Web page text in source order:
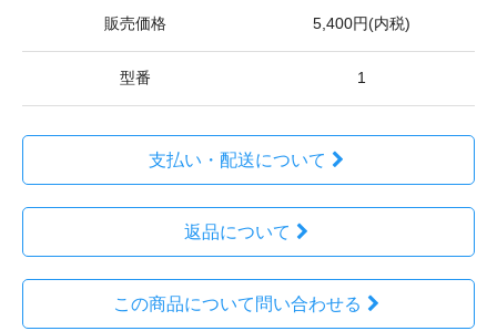
販売価格 5,400円(内税)
型番 1
支払い・配送について
返品について
この商品について問い合わせる